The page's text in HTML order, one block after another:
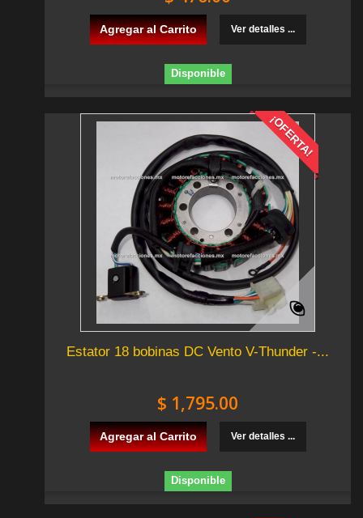
Agregar al Carrito Ver detalles ...
Disponible
¡OFERTA!
Estator 18 bobinas DC Vento V-Thunder -...
$ 1,795.00
Agregar al Carrito Ver detalles ...
Disponible